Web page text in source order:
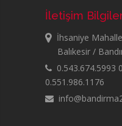
İletişim
İhsaniye
Balıkesir /
0.543.674.5993
0.551.986.1176